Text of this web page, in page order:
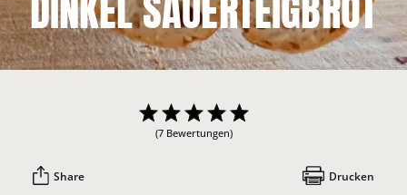
Share
(7 Bewertungen)
Drucken